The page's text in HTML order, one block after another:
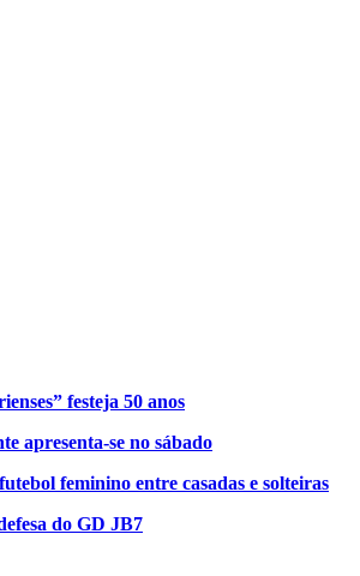
festeja 50 anos
apresenta-se no sábado
feminino entre casadas e solteiras
do GD JB7